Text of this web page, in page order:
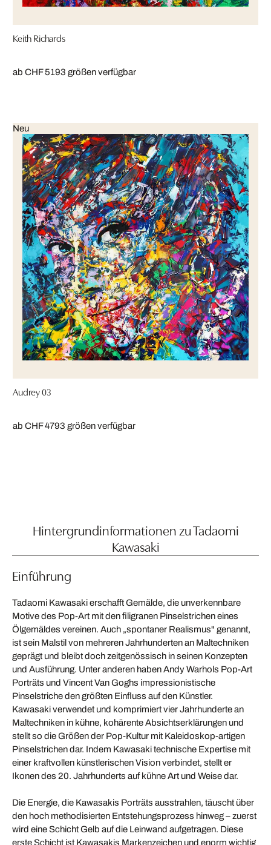
Keith Richards
ab CHF 5193 größen verfügbar
Neu
Audrey 03
ab CHF 4793 größen verfügbar
Hintergrundinformationen zu Tadaomi
Kawasaki
Einführung
Tadaomi Kawasaki erschafft Gemälde, die unverkennbare
Motive des Pop-Art mit den filigranen Pinselstrichen eines
Ölgemäldes vereinen. Auch „spontaner Realismus" genannt,
ist sein Malstil von mehreren Jahrhunderten an Maltechniken
geprägt und bleibt doch zeitgenössisch in seinen Konzepten
und Ausführung. Unter anderen haben Andy Warhols Pop-Art
Porträts und Vincent Van Goghs impressionistische
Pinselstriche den größten Einfluss auf den Künstler.
Kawasaki verwendet und komprimiert vier Jahrhunderte an
Maltechniken in kühne, kohärente Absichtserklärungen und
stellt so die Größen der Pop-Kultur mit Kaleidoskop-artigen
Pinselstrichen dar. Indem Kawasaki technische Expertise mit
einer kraftvollen künstlerischen Vision verbindet, stellt er
Ikonen des 20. Jahrhunderts auf kühne Art und Weise dar.
Die Energie, die Kawasakis Porträts ausstrahlen, täuscht über
den hoch methodisierten Entstehungsprozess hinweg – zuerst
wird eine Schicht Gelb auf die Leinwand aufgetragen. Diese
erste Schicht ist Kawasakis Markenzeichen und enorm wichtig